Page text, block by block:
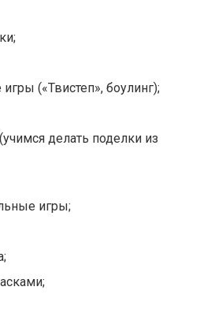
(«Твистеп», боулинг);
делать поделки из
игры;